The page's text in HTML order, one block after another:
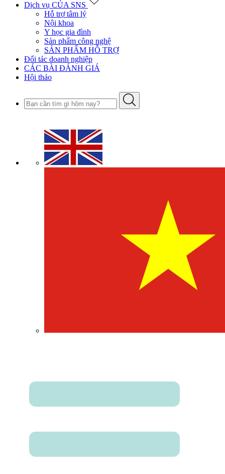
Dịch vụ CỦA SNS
Hỗ trợ tâm lý
Nội khoa
Y học gia đình
Sản phẩm công nghệ
SẢN PHẨM HỖ TRỢ
Đối tác doanh nghiệp
CÁC BÀI ĐÁNH GIÁ
Hội thảo